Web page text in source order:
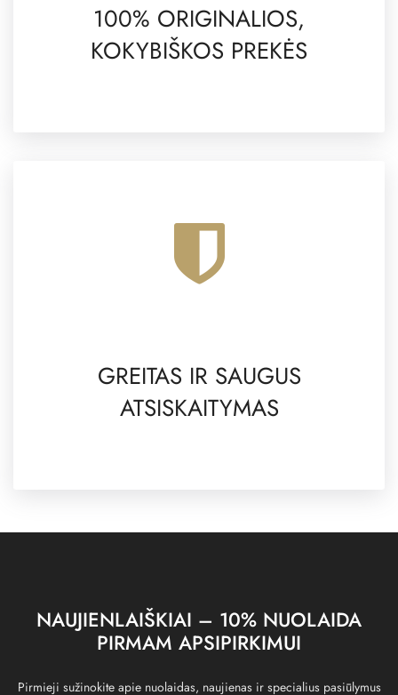
100% ORIGINALIOS,
KOKYBIŠKOS PREKĖS
GREITAS IR SAUGUS
ATSISKAITYMAS
NAUJIENLAIŠKIAI – 10% NUOLAIDA
PIRMAM APSIPIRKIMUI
Pirmieji sužinokite apie nuolaidas, naujienas ir specialius pasiūlymus